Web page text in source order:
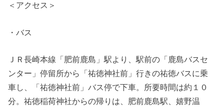
＜アクセス＞
・バス
ＪＲ長崎本線「肥前鹿島」駅より、駅前の「鹿島バスセ
ンター」停留所から「祐徳神社前」行きの祐徳バスに乗
車し、「祐徳神社前」バス停で下車。所要時間は約１０
分。祐徳稲荷神社からの帰りは、肥前鹿島駅、嬉野温